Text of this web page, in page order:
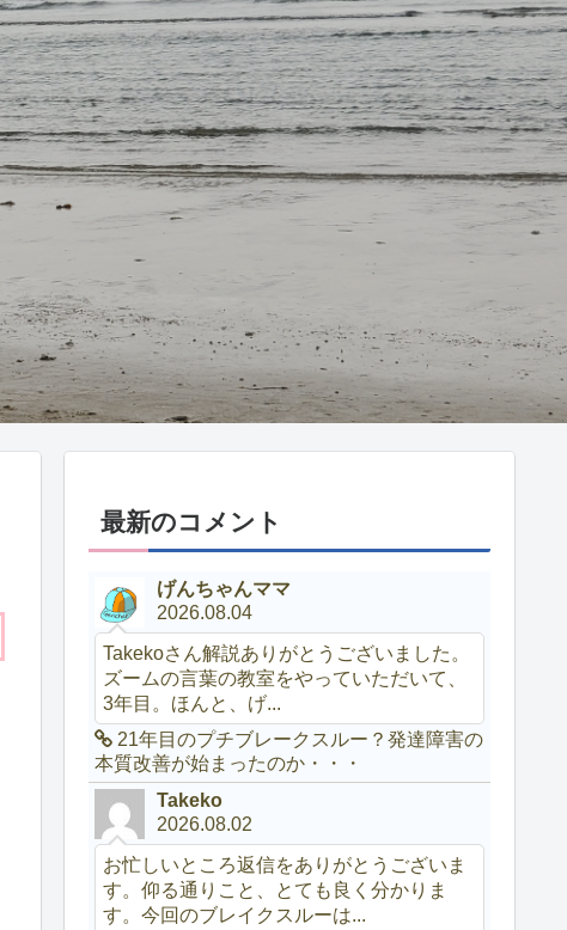
最新のコメント
げんちゃんママ
2026.08.04
Takekoさん解説ありがとうございました。
ズームの言葉の教室をやっていただいて、
3年目。ほんと、げ...
21年目のプチブレークスルー？発達障害の
本質改善が始まったのか・・・
Takeko
2026.08.02
お忙しいところ返信をありがとうございま
す。仰る通りこと、とても良く分かりま
す。今回のブレイクスルーは...